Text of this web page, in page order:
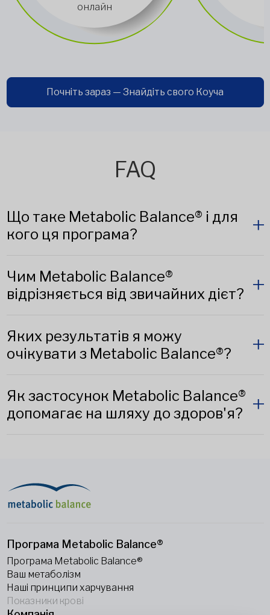
онлайн
Почніть зараз — Знайдіть свого Коуча
FAQ
Що таке Metabolic Balance® і для
кого ця програма?
Чим Metabolic Balance®
відрізняється від звичайних дієт?
Яких результатів я можу
очікувати з Metabolic Balance®?
Як застосунок Metabolic Balance®
допомагає на шляху до здоров'я?
Програма Metabolic Balance®
Програма Metabolic Balance®
Ваш метаболізм
Наші принципи харчування
Показники крові